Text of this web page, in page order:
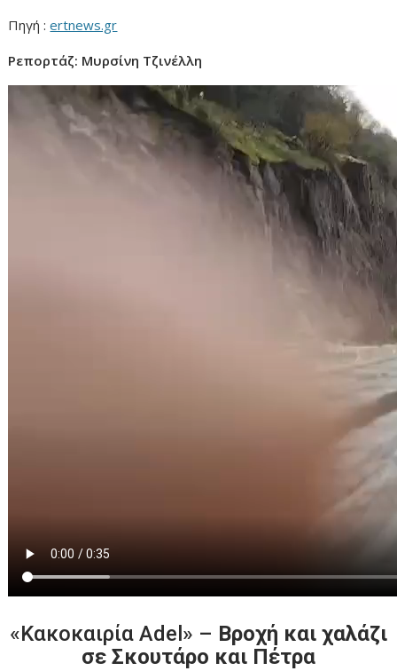
Πηγή :ertnews.gr
Ρεπορτάζ: Μυρσίνη Τζινέλλη
«Κακοκαιρία Adel» – Βροχή και χαλάζι
σε Σκουτάρο και Πέτρα